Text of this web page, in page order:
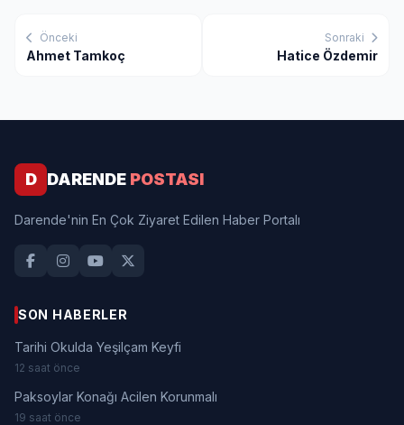
Önceki
Ahmet Tamkoç
Sonraki
Hatice Özdemir
D DARENDE POSTASI
Darende'nin En Çok Ziyaret Edilen Haber Portalı
SON HABERLER
Tarihi Okulda Yeşilçam Keyfi
12 saat önce
Paksoylar Konağı Acilen Korunmalı
19 saat önce